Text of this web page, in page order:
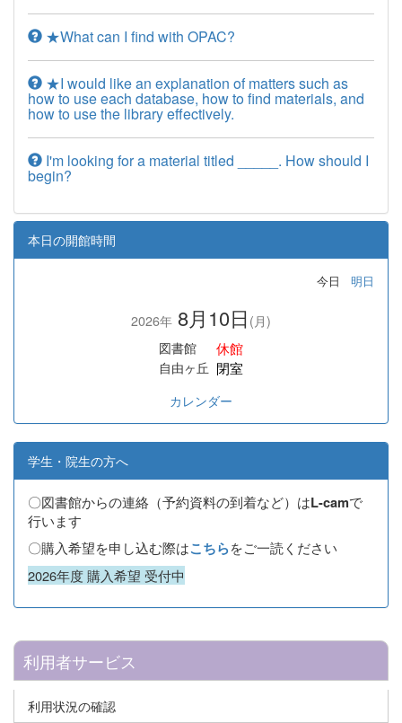
★What can I find with OPAC?
★I would like an explanation of matters such as
how to use each database, how to find materials, and
how to use the library effectively.
I'm looking for a material titled _____. How should I
begin?
本日の開館時間
今日 明日
2026年 8月10日 (月)
図書館
休館
自由ヶ丘 閉室
カレンダー
学生・院生の方へ
〇図書館からの連絡（予約資料の到着など）はL-camで
行います
〇購入希望を申し込む際はこちらをご一読ください
2026年度 購入希望 受付中
利用者サービス
利用状況の確認